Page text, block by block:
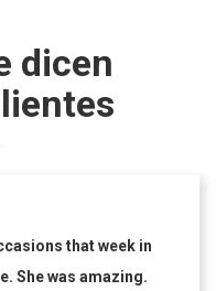
dicen
that week in
She was amazing.